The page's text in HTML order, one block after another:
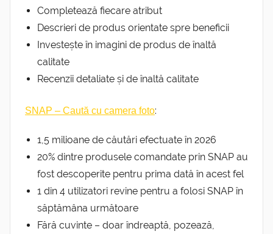
Completează fiecare atribut
Descrieri de produs orientate spre beneficii
Investește în imagini de produs de înaltă
calitate
Recenzii detaliate și de înaltă calitate
SNAP – Caută cu camera foto:
1,5 milioane de căutări efectuate în 2026
20% dintre produsele comandate prin SNAP au
fost descoperite pentru prima dată în acest fel
1 din 4 utilizatori revine pentru a folosi SNAP în
săptămâna următoare
Fără cuvinte – doar îndreaptă, pozează,